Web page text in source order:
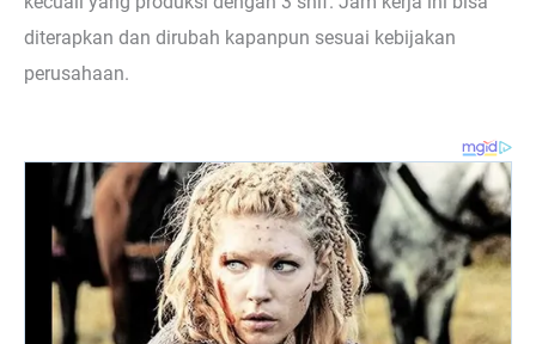
diterapkan dan dirubah kapanpun sesuai kebijakan
perusahaan.